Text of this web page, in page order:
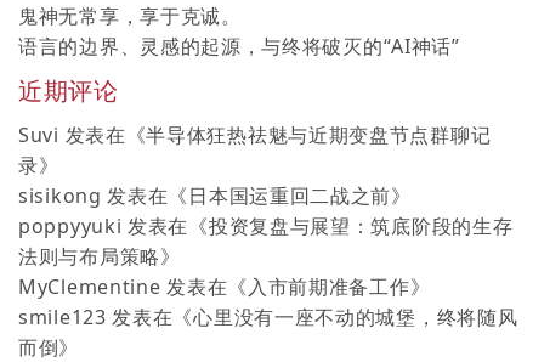
鬼神无常享，享于克诚。
语言的边界、灵感的起源，与终将破灭的“AI神话”
近期评论
Suvi 发表在《半导体狂热祛魅与近期变盘节点群聊记
录》
sisikong 发表在《日本国运重回二战之前》
poppyyuki 发表在《投资复盘与展望：筑底阶段的生存
法则与布局策略》
MyClementine 发表在《入市前期准备工作》
smile123 发表在《心里没有一座不动的城堡，终将随风
而倒》